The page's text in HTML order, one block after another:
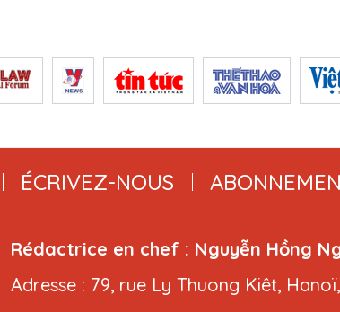
ÉCRIVEZ-NOUS
Rédactrice en chef : Nguyễn Hồng
Adresse : 79, rue Ly Thuong Kiêt,